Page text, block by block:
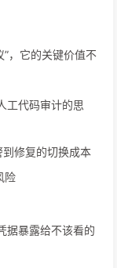
，它的关键价值不
工代码审计的思
到修复的切换成本
险
据暴露给不该看的